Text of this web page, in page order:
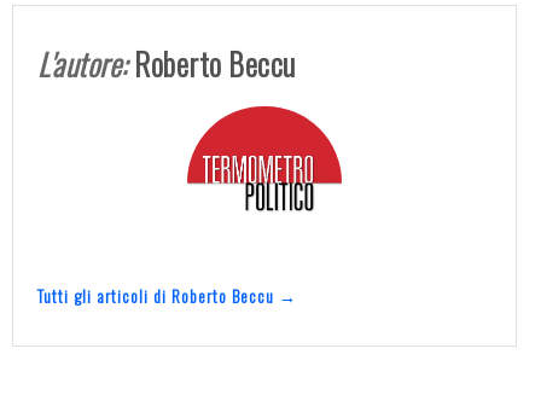
L'autore:Roberto Beccu
Tutti gli articoli di Roberto Beccu →